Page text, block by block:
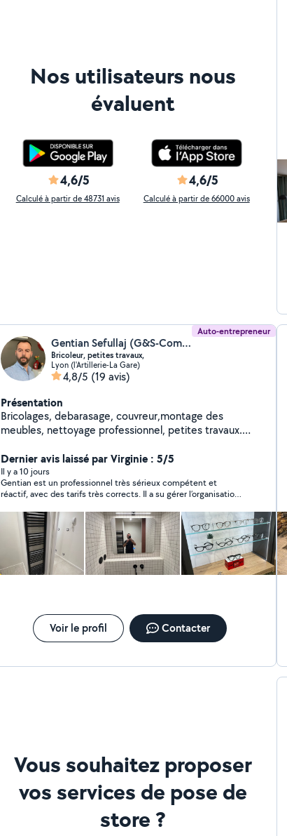
Nos utilisateurs nous
évaluent
4,6/5
Calculé à partir de 48731 avis
4,6/5
Calculé à partir de 66000 avis
Auto-entrepreneur
Gentian Sefullaj (G&S-Compagny)
Bricoleur, petites travaux,
Lyon (l'Artillerie-La Gare)
4,8/5 (19 avis)
Présentation
Bricolages, debarasage, couvreur,montage des
meubles, nettoyage professionnel, petites travaux.
Dernier avis laissé par Virginie : 5/5
Il y a 10 jours
Gentian est un professionnel très sérieux compétent et
réactif, avec des tarifs très corrects. Il a su gérer l’organisation
du détecteur de fumée. Je referai appel à ses services.
Voir le profil Contacter
Vous souhaitez proposer
vos services de pose de
store ?